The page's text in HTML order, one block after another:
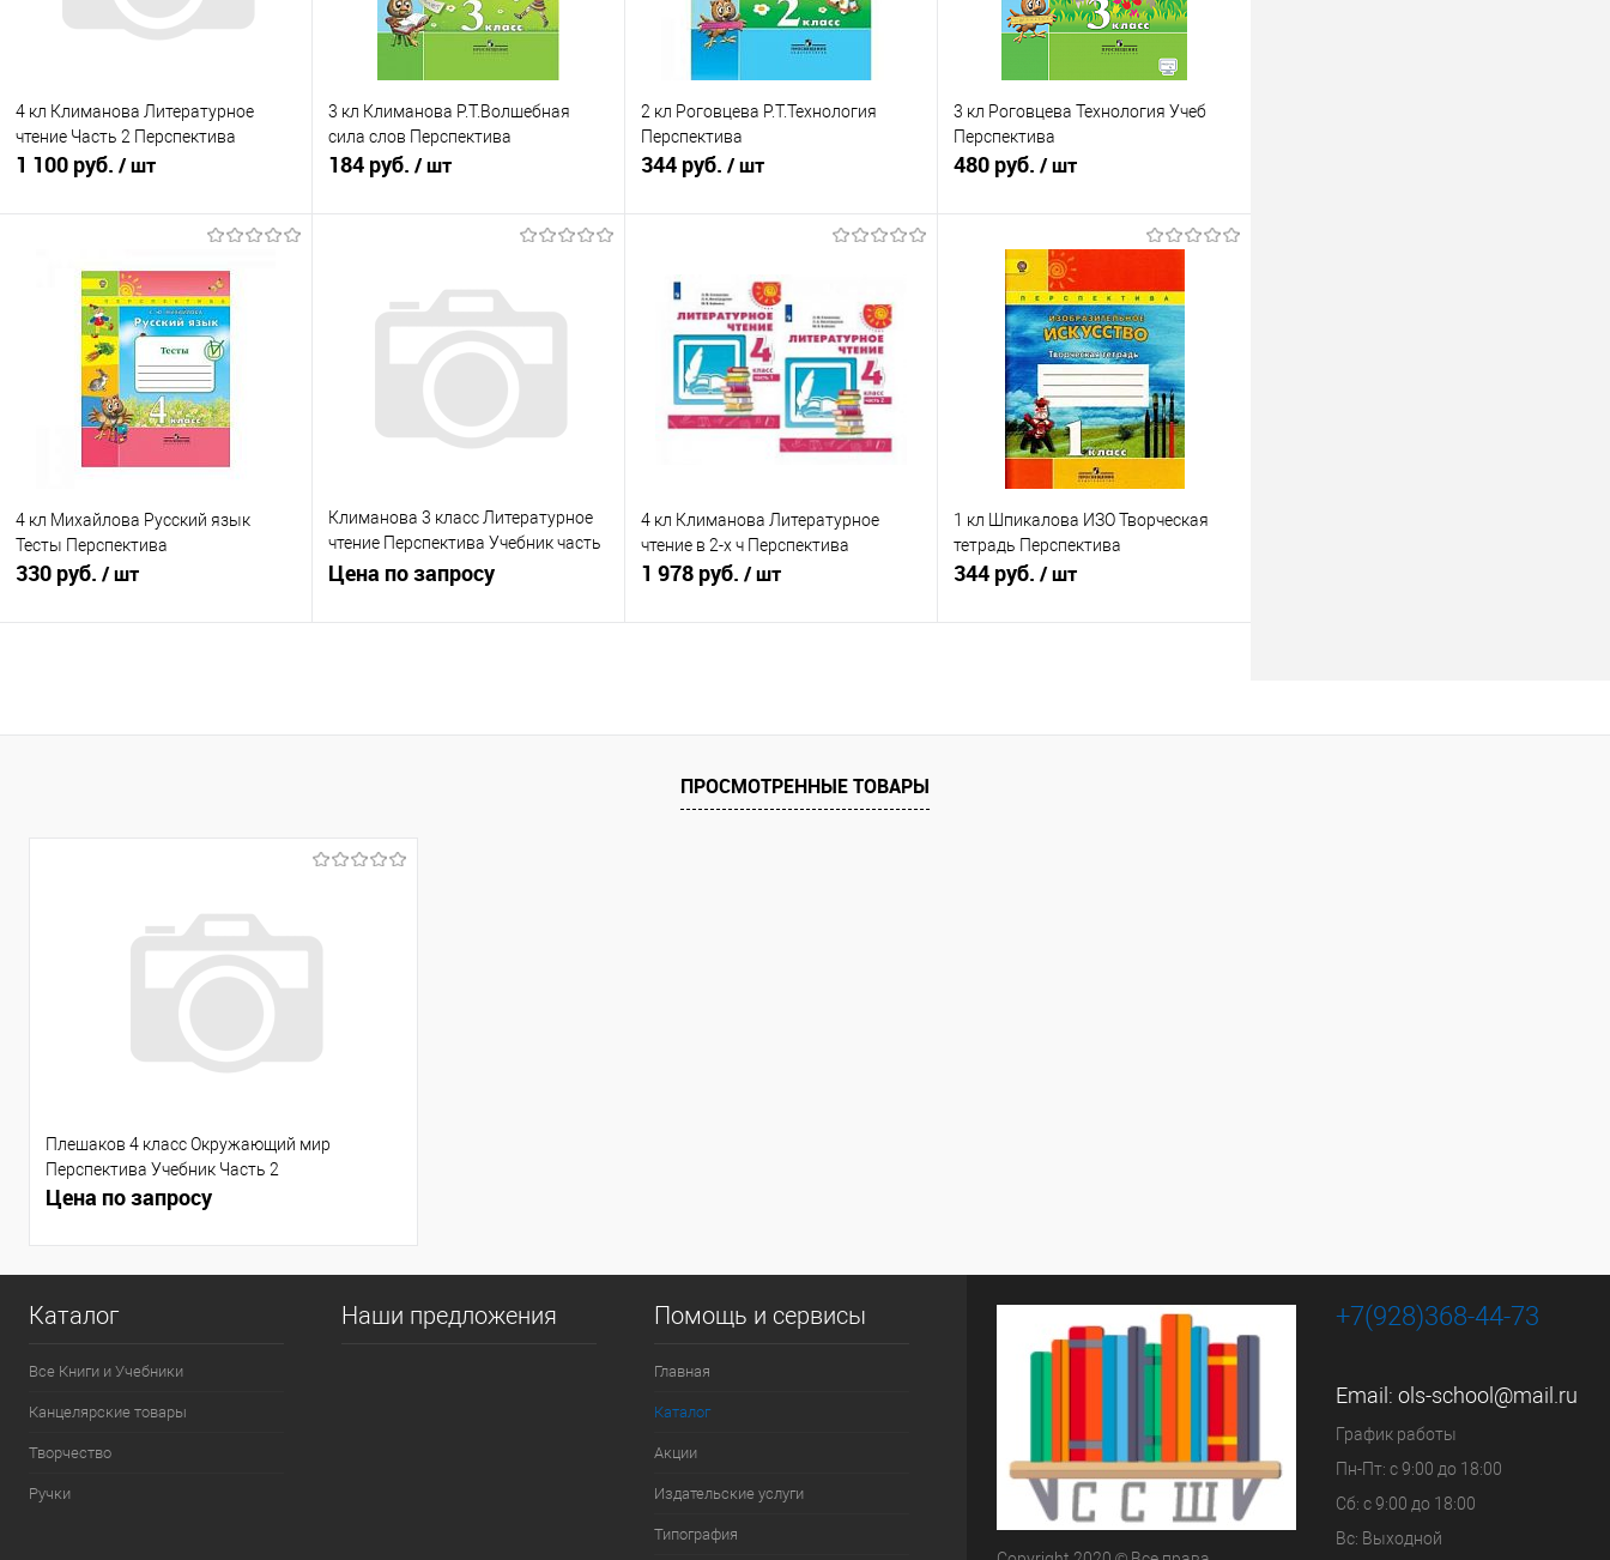
4 кл Климанова Литературное
чтение Часть 2 Перспектива
1 100 руб. / шт
Купить в 1 клик
К сравнению
В избранное
Недоступно
3 кл Климанова Р.Т.Волшебная
сила слов Перспектива
184 руб. / шт
Купить в 1 клик
К сравнению
В избранное
Недоступно
2 кл Роговцева Р.Т.Технология
Перспектива
344 руб. / шт
Купить в 1 клик
К сравнению
В избранное
В наличии
3 кл Роговцева Технология Учеб
Перспектива
480 руб. / шт
Подписаться
Купить в 1 клик
К сравнению
В избранное
Недоступно
4 кл Михайлова Русский язык
Тесты Перспектива
330 руб. / шт
Климанова 3 класс Литературное
чтение Перспектива Учебник часть
1Цена по запросу
4 кл Климанова Литературное
чтение в 2-х ч Перспектива
1 978 руб. / шт
1 кл Шпикалова ИЗО Творческая
тетрадь Перспектива
344 руб. / шт
ПРОСМОТРЕННЫЕ ТОВАРЫ
Плешаков 4 класс Окружающий мир
Перспектива Учебник Часть 2
Цена по запросу
Каталог
Все Книги и Учебники
Канцелярские товары
Творчество
Ручки
Наши предложения Помощь и сервисы
Главная
Каталог
Акции
Издательские услуги
Типография
+7(928)368-44-73
Email: ols-school@mail.ru
График работы
Пн-Пт: с 9:00 до 18:00
Сб: с 9:00 до 18:00
Вс: Выходной